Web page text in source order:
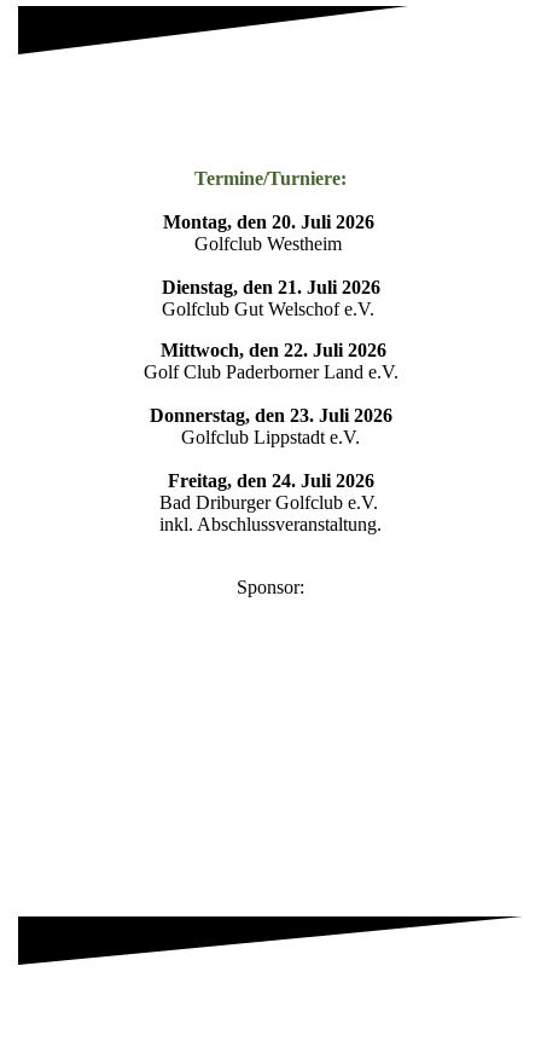
Termine/Turniere:
Montag, den 20. Juli 2026
Golfclub Westheim
Dienstag, den 21. Juli 2026
Golfclub Gut Welschof e.V.
Mittwoch, den 22. Juli 2026
Golf Club Paderborner Land e.V.
Donnerstag, den 23. Juli 2026
Golfclub Lippstadt e.V.
Freitag, den 24. Juli 2026
Bad Driburger Golfclub e.V.
inkl. Abschlussveranstaltung.
Sponsor: